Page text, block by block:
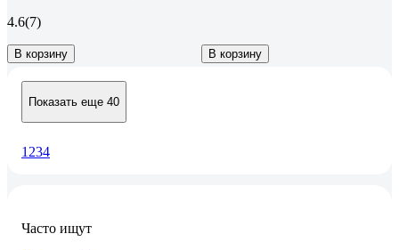
4.6(7)
В корзину В корзину
Показать еще 40
1 234
Часто ищут